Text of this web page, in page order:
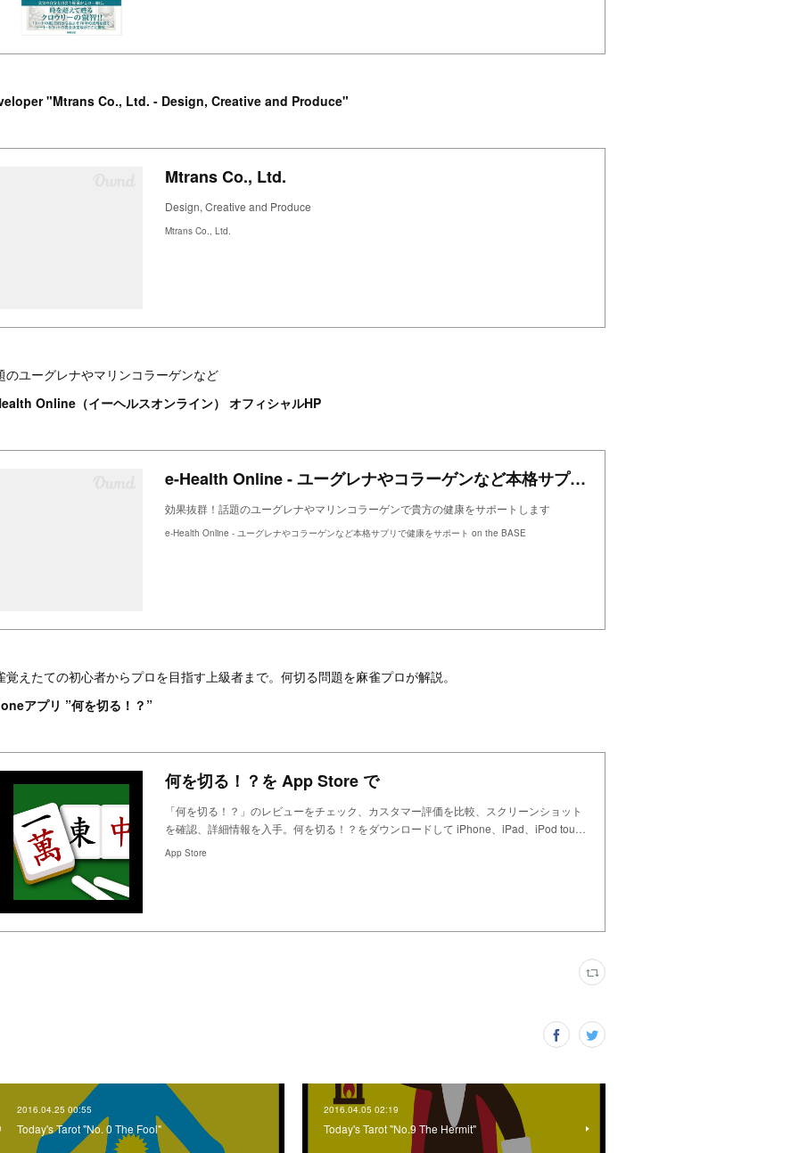
"Mtrans Co., Ltd. - Design, Creative and Produce"
Mtrans Co., Ltd.
Design, Creative and Produce
Mtrans Co., Ltd.
のユーグレナやマリンコラーゲンなど
Online（イーヘルスオンライン） オフィシャルHP
e-Health Online - ユーグレナやコラーゲンなど本格サプリで健康をサポート on the BASE
効果抜群！話題のユーグレナやマリンコラーゲンで貴方の健康をサポートします
e-Health Online - ユーグレナやコラーゲンなど本格サプリで健康をサポート on the BASE
覚えたての初心者からプロを目指す上級者まで。何切る問題を麻雀プロが解説。
アプリ ”何を切る！？”
何を切る！？を App Store で
「何を切る！？」のレビューをチェック、カスタマー評価を比較、スクリーンショット
を確認、詳細情報を入手。何を切る！？をダウンロードして iPhone、iPad、iPod tou…
App Store
2016.04.25 00:55
Today's Tarot "No. 0 The Fool"
2016.04.05 02:19
Today's Tarot "No.9 The Hermit"